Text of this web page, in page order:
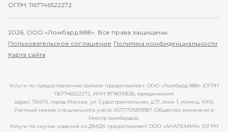
ОГРН: 1167746522272
2026, ООО «Ломбард 888». Все права защищены.
Пользовательское соглашение Политика конфиденциальности
Карта сайта
Услуги по предоставлению займов предоставляет: ООО «Ломбард 888» (ОГРН
1167746522272, ИНН 9718010636, юридический
адрес: 115470, город Москва, ул. Судостроительная, д.17, этаж 1, помещ. XXII).
Учетный номер специального учета: ЮЛ7701009387. Общество включено в
Реестр ломбардов.
Услуги по скупке изделий из ДМДК предоставляет: ООО «АНАЛЕММА» (ОГРН